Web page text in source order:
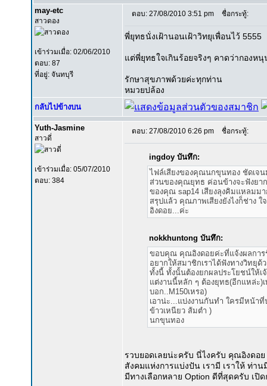
may-etc
สาวดอง
เข้าร่วมเมื่อ: 02/06/2010
ตอบ: 87
ที่อยู่: จันทบุรี
ตอบ: 27/08/2010 3:51 pm ชื่อกระทู้:
พี่ยุทธนั่งเฝ้านอนเฝ้าวิทยุเพื่อนไว้ 5555
แต่พี่ยุทธใจเกินร้อยจริงๆ คาดว่ากองห
รักษาสุขภาพด้วยค่ะทุกท่าน
หมวยปล้อง
กลับไปข้างบน
Yuth-Jasmine
สาวดี่
เข้าร่วมเมื่อ: 05/07/2010
ตอบ: 384
ตอบ: 27/08/2010 6:26 pm ชื่อกระทู้:
ingdoy บันทึก:
ไฟล์เสียงของคุณนกขุนทอง ชัดเจน
ส่วนของคุณยุทธ ค่อนข้างจะฟังยาก
ของคุณ sap14 เสียงลุงคิมแหลมม
สรุปแล้ว คุณภาพเสียงยังไงก็ช่าง
อิงดอย...ค่ะ
nokkhuntong บันทึก:
ขอบคุณ คุณอิงดอยค่ะที่แจ้งผลการ
อยากให้สมาชิกเราได้ฟังทางวิทยุด้
ทั้งนี้ ทั้งนั้นต้องยกผลประโยชน์ให้เ
แต่งานนี้หลัก ๆ ต้องยุทธ(อีกแหล่ะ)
บอก..M150เหรอ)
เอาน่ะ...แบ่งงานกันทำ ใครมีหน้า
ข้าวเหนียว ส้มตำ )
นกขุนทอง
รวบยอดเลยน่ะครับ นี่ไงครับ คุณอิงดอย
สังคมแห่งการแบ่งปัน เรามี เราให้ ท่
มีทางเลือกหลาย Option ดีที่สุดครับ เปิ